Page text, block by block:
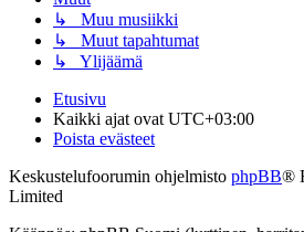
↳ Muu musiikki
↳ Muut tapahtumat
↳ Ylijäämä
Etusivu
Kaikki ajat ovat UTC+03:00
Poista evästeet
Keskustelufoorumin ohjelmisto phpBB®
Limited